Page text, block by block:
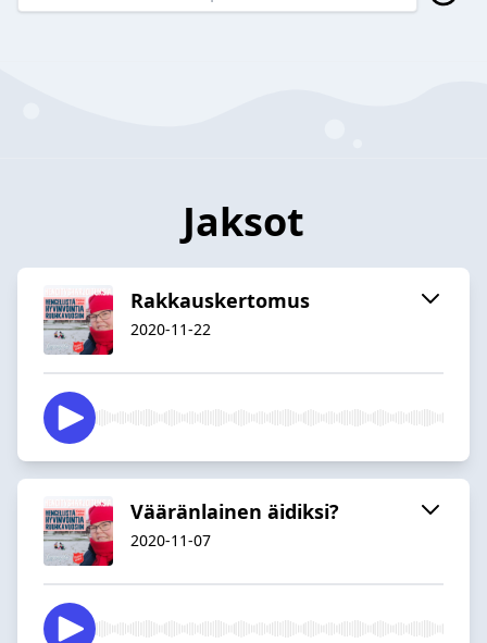
Jaksot
Rakkauskertomus
2020-11-22
Vääränlainen äidiksi?
2020-11-07